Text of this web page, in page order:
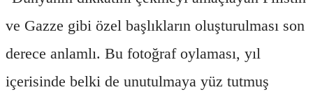
ve Gazze gibi özel başlıkların oluşturulması son
derece anlamlı. Bu fotoğraf oylaması, yıl
içerisinde belki de unutulmaya yüz tutmuş